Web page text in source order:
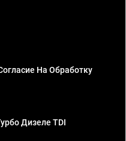
На Обработку
Дизеле TDI